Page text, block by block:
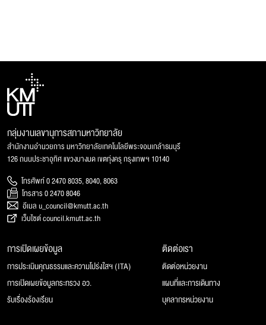
กลุ่มงานเลขานุการสภามหาวิทยาลัย
สำนักงานอำนวยการ มหาวิทยาลัยเทคโนโลยีพระจอมเกล้าธนบุรี
126 ถนนประชาอุทิศ แขวงบางมด เขตทุ่งครุ กรุงเทพฯ 10140
โทรศัพท์ 0 2470 8035, 8040, 8063
โทรสาร 0 2470 8046
อีเมล u_council@kmutt.ac.th
เว็บไซต์ council.kmutt.ac.th
การเปิดเผยข้อมูล
การประเมินคุณธรรมและความโปร่งใสฯ (ITA)
การเปิดเผยข้อมูลกระทรวง อว.
รับเรื่องร้องเรียน
ติดต่อเรา
ติดต่อหน่วยงาน
แผนที่และการเดินทาง
บุคลากรหน่วยงาน